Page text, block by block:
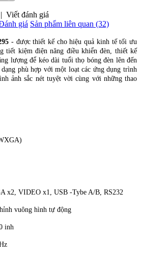
| Viết đánh giá
giá Sản phẩm liên quan (32)
- được thiết kế cho hiệu quả kinh tế tối ưu
tiết kiệm điện năng điều khiển đèn, thiết kế
lượng để kéo dài tuổi thọ bóng đèn lên đến
phù hợp với một loạt các ứng dụng trình
ảnh sắc nét tuyệt vời cùng với những thao
x2, VIDEO x1, USB -Tybe A/B, RS232
vuông hình tự động
inh